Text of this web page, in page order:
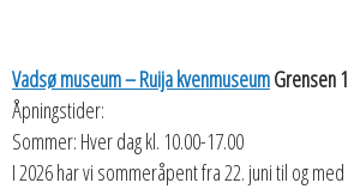
Vadsø museum – Ruija kvenmuseumGrensen
Åpningstider:
Sommer: Hver dag kl. 10.00-17.00
I 2026 har vi sommeråpent fra 22. juni til og